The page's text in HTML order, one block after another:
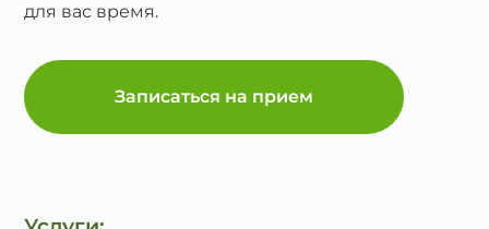
для вас время.
Записаться на прием